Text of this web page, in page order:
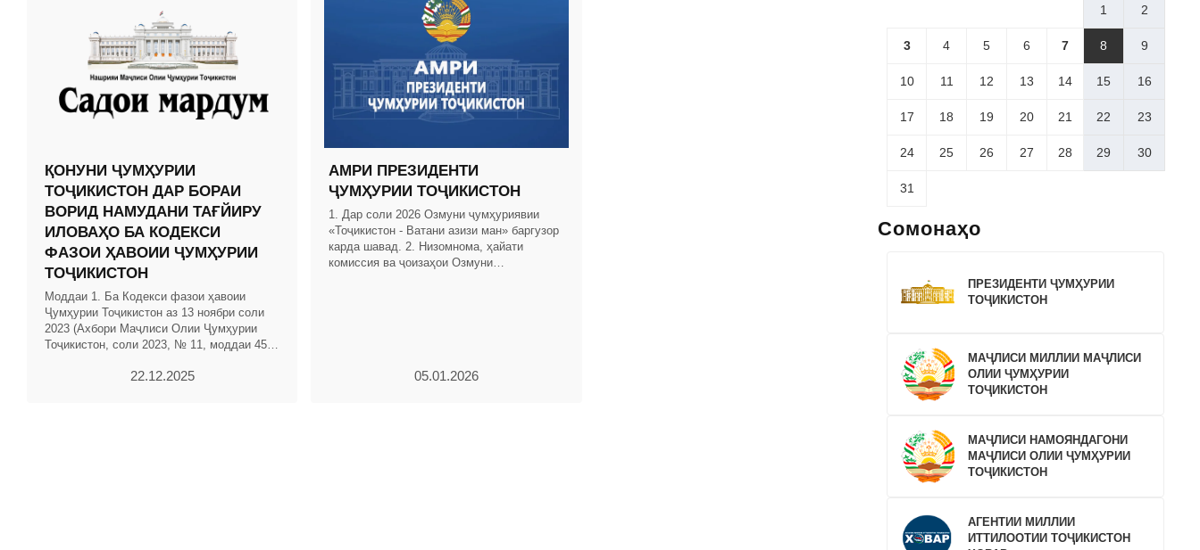
ҚОНУНИ ҶУМҲУРИИ
ТОҶИКИСТОН ДАР БОРАИ
ВОРИД НАМУДАНИ ТАҒЙИРУ
ИЛОВАҲО БА КОДЕКСИ
ФАЗОИ ҲАВОИИ ҶУМҲУРИИ
ТОҶИКИСТОН
Моддаи 1. Ба Кодекси фазои ҳавоии
Ҷумҳурии Тоҷикистон аз 13 ноябри соли
2023 (Ахбори Маҷлиси Олии Ҷумҳурии
Тоҷикистон, соли 2023, № 11, моддаи 456)
22.12.2025
АМРИ ПРЕЗИДЕНТИ
ҶУМҲУРИИ ТОҶИКИСТОН
1. Дар соли 2026 Озмуни ҷумҳуриявии
«Тоҷикистон - Ватани азизи ман» баргузор
карда шавад. 2. Низомнома, ҳайати
комиссия ва ҷоизаҳои Озмуни
05.01.2026
1 2
3 4 5 6 7 8 9
10 11 12 13 14 15 16
17 18 19 20 21 22 23
24 25 26 27 28 29 30
31
Сомонаҳо
ПРЕЗИДЕНТИ ҶУМҲУРИИ
ТОҶИКИСТОН
МАҶЛИСИ МИЛЛИИ МАҶЛИСИ
ОЛИИ ҶУМҲУРИИ
ТОҶИКИСТОН
МАҶЛИСИ НАМОЯНДАГОНИ
МАҶЛИСИ ОЛИИ ҶУМҲУРИИ
ТОҶИКИСТОН
АГЕНТИИ МИЛЛИИ
ИТТИЛООТИИ ТОҶИКИСТОН